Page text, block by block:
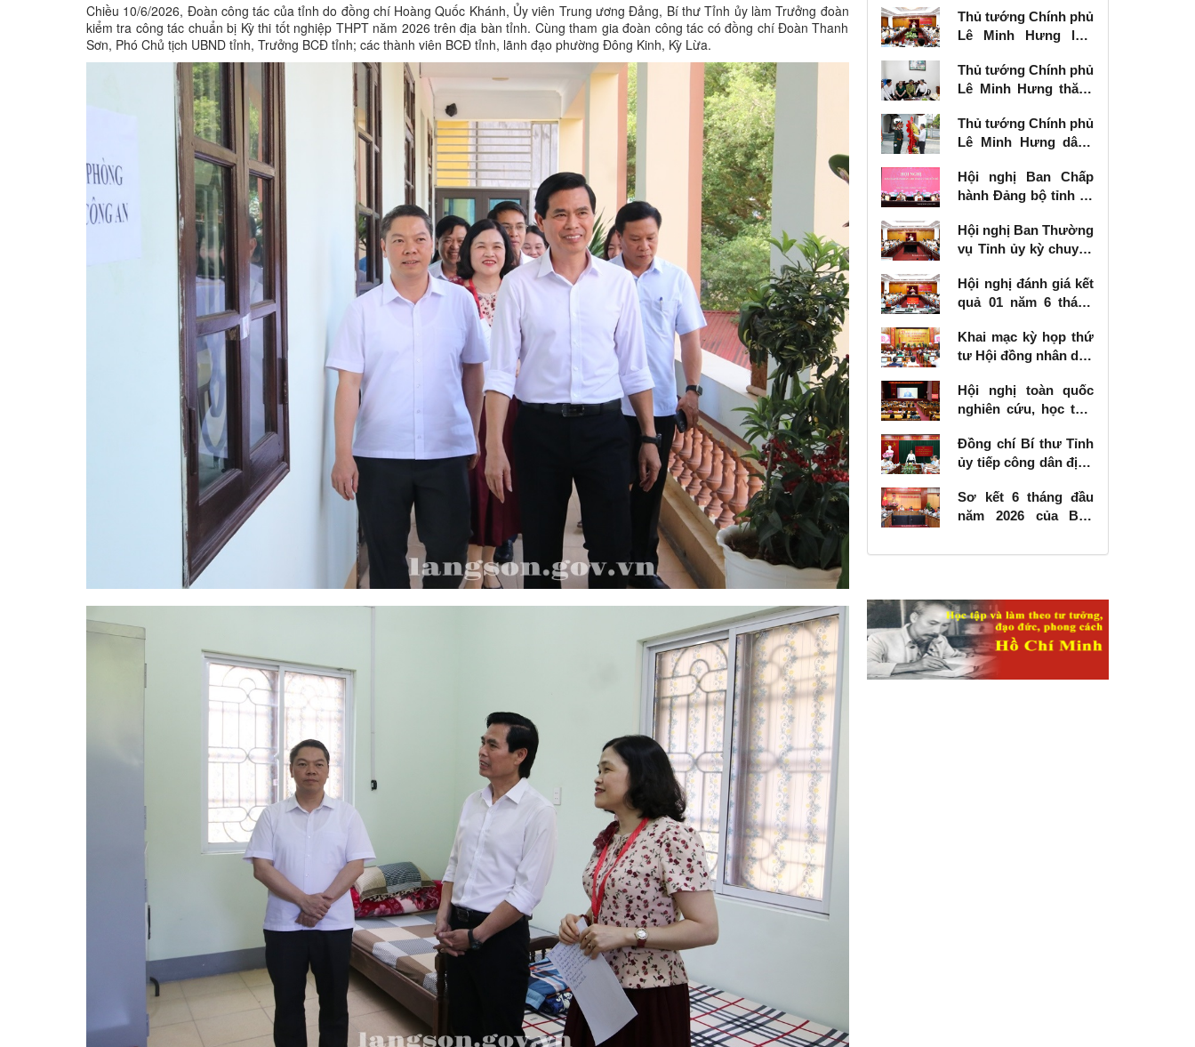
Chiều 10/6/2026, Đoàn công tác của tỉnh do đồng chí Hoàng Quốc Khánh, Ủy viên Trung ương Đảng, Bí thư Tỉnh ủy làm Trưởng đoàn
kiểm tra công tác chuẩn bị Kỳ thi tốt nghiệp THPT năm 2026 trên địa bàn tỉnh. Cùng tham gia đoàn công tác có đồng chí Đoàn Thanh
Sơn, Phó Chủ tịch UBND tỉnh, Trưởng BCĐ tỉnh; các thành viên BCĐ tỉnh, lãnh đạo phường Đông Kinh, Kỳ Lừa.
Thủ tướng Chính phủ
Lê Minh Hưng làm
vụ Tỉnh ủy Lạng Sơn
Thủ tướng Chính phủ
Lê Minh Hưng thăm,
binh tại Lạng Sơn
Thủ tướng Chính phủ
Lê Minh Hưng dâng
các Anh hùng liệt sĩ
tại Lạng Sơn
Hội nghị Ban Chấp
hành Đảng bộ tỉnh kỳ
Hội nghị Ban Thường
vụ Tỉnh ủy kỳ chuyên
Hội nghị đánh giá kết
quả 01 năm 6 tháng
số 57-NQ/TW
Khai mạc kỳ họp thứ
tư Hội đồng nhân dân
kỳ 2026 - 2031
Hội nghị toàn quốc
nghiên cứu, học tập,
khai thực hiện Nghị
quyết số 10-NQ/TW
phát triển kinh tế có
vốn đầu tư nước
Đồng chí Bí thư Tỉnh
ủy tiếp công dân định
Sơ kết 6 tháng đầu
năm 2026 của Ban
các công trình, dự án
giao thông vận tải